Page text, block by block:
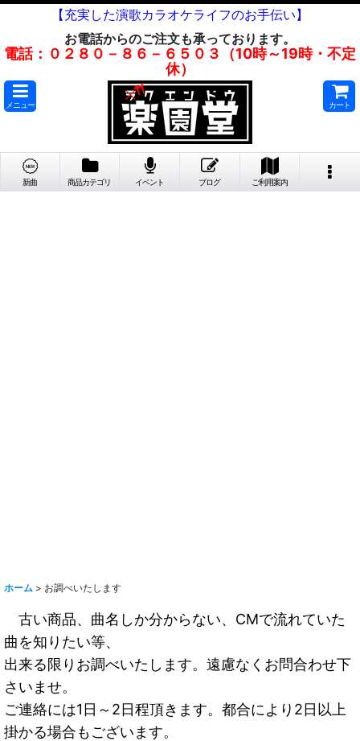
【充実した演歌カラオケライフのお手伝い】
お電話からのご注文も承っております。
電話：０２８０－８６－６５０３（10時～19時・不定
休）
メニュー カート
新曲 商品カテゴリ イベント ブログ ご利用案内
ホーム > お調べいたします
古い商品、曲名しか分からない、CMで流れていた
曲を知りたい等、
出来る限りお調べいたします。遠慮なくお問合わせ下
さいませ。
ご連絡には1日～2日程頂きます。都合により2日以上
掛かる場合もございます。